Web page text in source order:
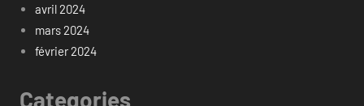
avril 2024
mars 2024
février 2024
Categories